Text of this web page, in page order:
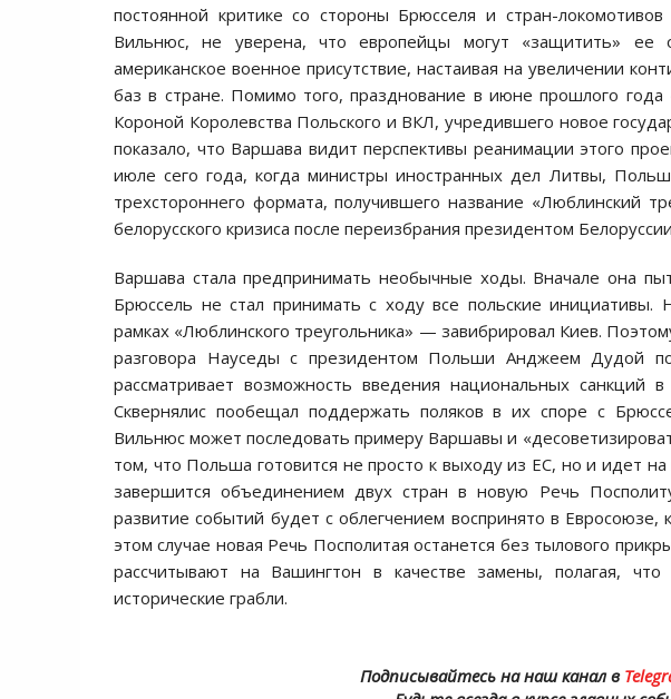
постоянной критике со стороны Брюсселя и стран-
Вильнюс, не уверена, что европейцы могут «защитить» ее
американское военное присутствие, настаивая на увеличении
баз в стране. Помимо того, празднование в июне прошлого
Короной Королевства Польского и ВКЛ, учредившего новое
показало, что Варшава видит перспективы реанимации этого
июле сего года, когда министры иностранных дел Литвы,
трехстороннего формата, получившего название «Люблинский
белорусского кризиса после переизбрания президентом
Варшава стала предпринимать необычные ходы. Вначале она
Брюссель не стал принимать с ходу все польские
рамках «Люблинского треугольника» — завибрировал Киев.
разговора Науседы с президентом Польши Анджеем Дудой
рассматривает возможность введения национальных
Сквернялис пообещал поддержать поляков в их споре с
Вильнюс может последовать примеру Варшавы и
том, что Польша готовится не просто к выходу из ЕС, но и идет
завершится объединением двух стран в новую Речь
развитие событий будет с облегчением воспринято в Евросоюзе,
этом случае новая Речь Посполитая останется без тылового
рассчитывают на Вашингтон в качестве замены, полагая,
исторические грабли.
Подписывайтесь на наш канал в